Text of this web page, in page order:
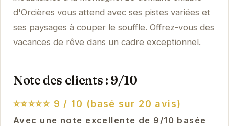
d'Orcières vous attend avec ses pistes variées et
ses paysages à couper le souffle. Offrez-vous des
vacances de rêve dans un cadre exceptionnel.
Note des clients : 9/10
⭐⭐⭐⭐⭐ 9 / 10 (basé sur 20 avis)
Avec une note excellente de 9/10 basée